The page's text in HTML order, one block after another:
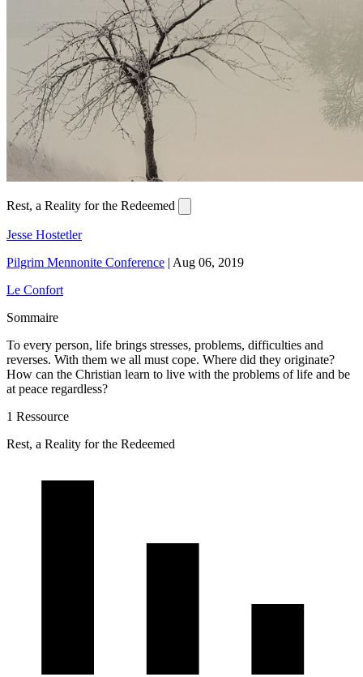
Rest, a Reality for the Redeemed
Jesse Hostetler
Pilgrim Mennonite Conference | Aug 06, 2019
Le Confort
Sommaire
To every person, life brings stresses, problems, difficulties and
reverses. With them we all must cope. Where did they originate?
How can the Christian learn to live with the problems of life and be
at peace regardless?
1 Ressource
Rest, a Reality for the Redeemed